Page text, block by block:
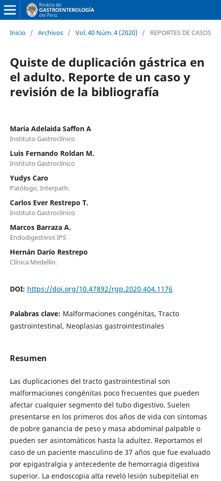
Inicio / Archivos / Vol. 40 Núm. 4 (2020) / REPORTES DE CASOS
Quiste de duplicación gástrica en
el adulto. Reporte de un caso y
revisión de la bibliografía
María Adelaida Saffon A
Instituto Gastroclínico
Luis Fernando Roldan M.
Instituto Gastroclínico
Yudys Caro
Patólogo, Interpath.
Carlos Ever Restrepo T.
Instituto Gastroclínico
Marcos Barraza A.
Endodigestivos IPS
Hernán Darío Restrepo
Clínica Medellín.
DOI: https://doi.org/10.47892/rgp.2020.404.1176
Palabras clave: Malformaciones congénitas, Tracto
gastrointestinal, Neoplasias gastrointestinales
Resumen
Las duplicaciones del tracto gastrointestinal son
malformaciones congénitas poco frecuentes que pueden
afectar cualquier segmento del tubo digestivo. Suelen
presentarse en los primeros dos años de vida con síntomas
de pobre ganancia de peso y masa abdominal palpable o
pueden ser asintomáticos hasta la adultez. Reportamos el
caso de un paciente masculino de 37 años que fue evaluado
por epigastralgia y antecedente de hemorragia digestiva
superior. La endoscopia alta reveló lesión subepitelial en